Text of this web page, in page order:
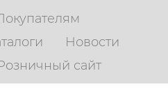
Новости
сайт